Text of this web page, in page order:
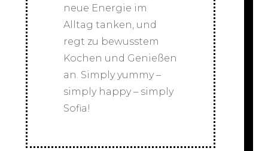
neue Energie im
Alltag tanken, und
regt zu bewusstem
Kochen und Genießen
an. Simply yummy –
simply happy – simply
Sofia!